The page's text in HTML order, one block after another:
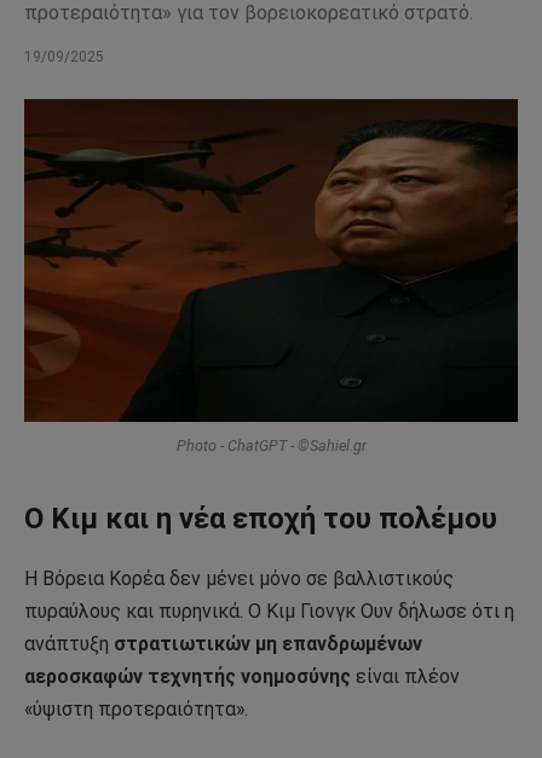
προτεραιότητα» για τον βορειοκορεατικό στρατό.
19/09/2025
Photo - ChatGPT - ©Sahiel.gr
Ο Κιμ και η νέα εποχή του πολέμου
Η Βόρεια Κορέα δεν μένει μόνο σε βαλλιστικούς
πυραύλους και πυρηνικά. Ο Κιμ Γιονγκ Ουν δήλωσε ότι η
ανάπτυξη στρατιωτικών μη επανδρωμένων
αεροσκαφών τεχνητής νοημοσύνης είναι πλέον
«ύψιστη προτεραιότητα».